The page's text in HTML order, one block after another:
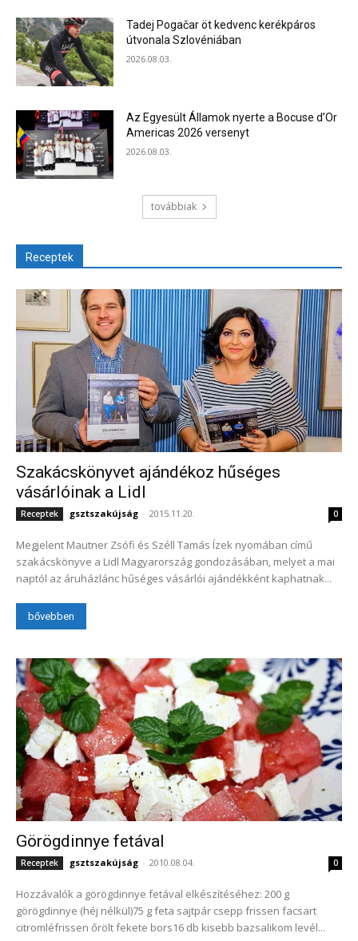
Tadej Pogačar öt kedvenc kerékpáros
útvonala Szlovéniában
2026.08.03.
Az Egyesült Államok nyerte a Bocuse d’Or
Americas 2026 versenyt
2026.08.03.
továbbiak
Receptek
Szakácskönyvet ajándékoz hűséges
vásárlóinak a Lidl
Receptek gsztszakújság - 2015.11.20. 0
Megjelent Mautner Zsófi és Széll Tamás Ízek nyomában című
szakácskönyve a Lidl Magyarország gondozásában, melyet a mai
naptól az áruházlánc hűséges vásárlói ajándékként kaphatnak...
bővebben
Görögdinnye fetával
Receptek gsztszakújság - 2010.08.04. 0
Hozzávalók a görögdinnye fetával elkészítéséhez: 200 g
görögdinnye (héj nélkül)75 g feta sajtpár csepp frissen facsart
citromléfrissen őrölt fekete bors16 db kisebb bazsalikom levél...